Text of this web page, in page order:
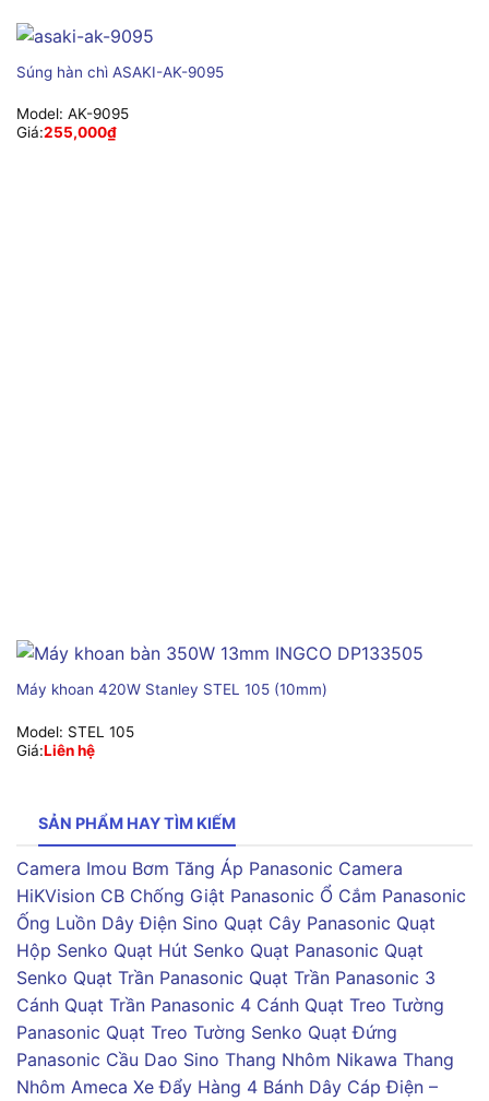
Súng hàn chì ASAKI-AK-9095
Model: AK-9095
Giá:255,000₫
Máy khoan 420W Stanley STEL 105 (10mm)
Model: STEL 105
Giá:Liên hệ
SẢN PHẨM HAY TÌM KIẾM
Camera Imou Bơm Tăng Áp Panasonic Camera
HiKVision CB Chống Giật Panasonic Ổ Cắm Panasonic
Ống Luồn Dây Điện Sino Quạt Cây Panasonic Quạt
Hộp Senko Quạt Hút Senko Quạt Panasonic Quạt
Senko Quạt Trần Panasonic Quạt Trần Panasonic 3
Cánh Quạt Trần Panasonic 4 Cánh Quạt Treo Tường
Panasonic Quạt Treo Tường Senko Quạt Đứng
Panasonic Cầu Dao Sino Thang Nhôm Nikawa Thang
Nhôm Ameca Xe Đẩy Hàng 4 Bánh Dây Cáp Điện –